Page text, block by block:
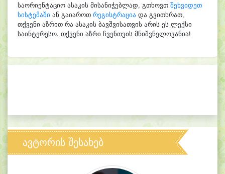
საორიენტაციო ასაკის მისანიჭებლად, გთხოვთ შეხვიდეთ
სისტემაში ან გაიაროთ რეგისტრაცია და გვითხრათ,
თქვენი აზრით რა ასაკის ბავშვისათვის არის ეს ლექსი
საინტერესო. თქვენი აზრი ჩვენთვის მნიშვნელოვანია!
ავტორის შესახებ